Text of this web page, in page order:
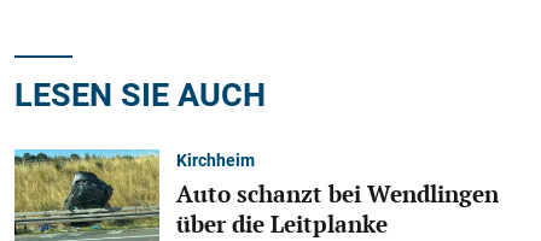
LESEN SIE AUCH
Kirchheim
Auto schanzt bei Wendlingen
über die Leitplanke